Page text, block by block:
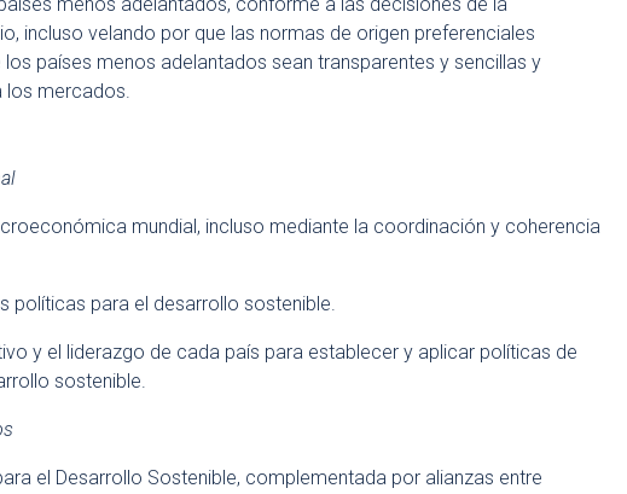
incluso velando por que las normas de origen preferenciales
países menos adelantados sean transparentes y sencillas y
los mercados.
mundial, incluso mediante la coordinación y coherencia
políticas para el desarrollo sostenible.
y el liderazgo de cada país para establecer y aplicar políticas de
sostenible.
el Desarrollo Sostenible, complementada por alianzas entre